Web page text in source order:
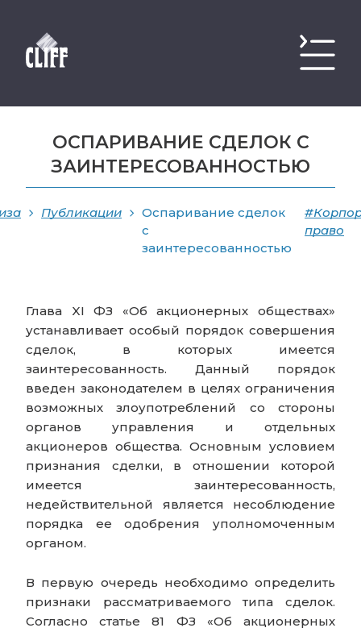
ОСПАРИВАНИЕ СДЕЛОК С
ЗАИНТЕРЕСОВАННОСТЬЮ
Публикации
Оспаривание сделок
с
заинтересованностью
право
Глава XI ФЗ «Об акционерных обществах»
устанавливает особый порядок совершения
сделок, в которых имеется
заинтересованность. Данный порядок
введен законодателем в целях ограничения
возможных злоупотреблений со стороны
органов управления и отдельных
акционеров общества. Основным условием
признания сделки, в отношении которой
имеется заинтересованность,
недействительной является несоблюдение
порядка ее одобрения уполномоченным
органом.
В первую очередь необходимо определить
признаки рассматриваемого типа сделок.
Согласно статье 81 ФЗ «Об акционерных